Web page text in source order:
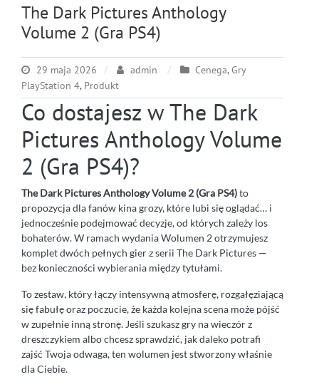
The Dark Pictures Anthology
Volume 2 (Gra PS4)
29 maja 2026 admin Cenega,Gry
PlayStation 4, Produkt
Co dostajesz w The Dark
Pictures Anthology Volume
2 (Gra PS4)?
The Dark Pictures Anthology Volume 2 (Gra PS4)to
propozycja dla fanów kina grozy, które lubi się oglądać… i
jednocześnie podejmować decyzje, od których zależy los
bohaterów. W ramach wydania Wolumen 2 otrzymujesz
komplet dwóch pełnych gier z serii The Dark Pictures —
bez konieczności wybierania między tytułami.
To zestaw, który łączy intensywną atmosferę, rozgałęziającą
się fabułę oraz poczucie, że każda kolejna scena może pójść
w zupełnie inną stronę. Jeśli szukasz gry na wieczór z
dreszczykiem albo chcesz sprawdzić, jak daleko potrafi
zajść Twoja odwaga, ten wolumen jest stworzony właśnie
dla Ciebie.